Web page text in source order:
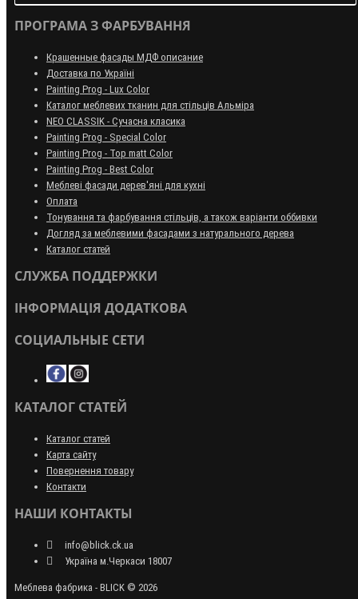
ПРОГРАМА З ФАРБУВАННЯ
Крашенные фасады МДФ описание
Доставка по Україні
Painting Prog - Lux Color
Каталог меблевих тканин для стільців Альміра
NEO CLASSIK - Сучасна класика
Painting Prog - Special Color
Painting Prog - Top matt Color
Painting Prog - Best Color
Меблеві фасади дерев'яні для кухні
Оплата
Тонування та фарбування стільців, а також варіанти оббивки
Догляд за меблевими фасадами з натурального дерева
Каталог статей
СЛУЖБА ПОДДЕРЖКИ
ІНФОРМАЦІЯ ДОДАТКОВА
СОЦИАЛЬНЫЕ СЕТИ
КАТАЛОГ СТАТЕЙ
Каталог статей
Карта сайту
Повернення товару
Контакти
НАШИ КОНТАКТЫ
info@blick.ck.ua
Україна м.Черкаси 18007
Меблева фабрика - BLICK © 2026